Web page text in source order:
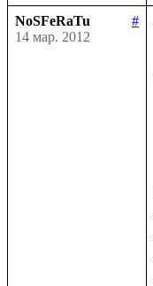
NoSFeRaTu
#
14 мар. 2012